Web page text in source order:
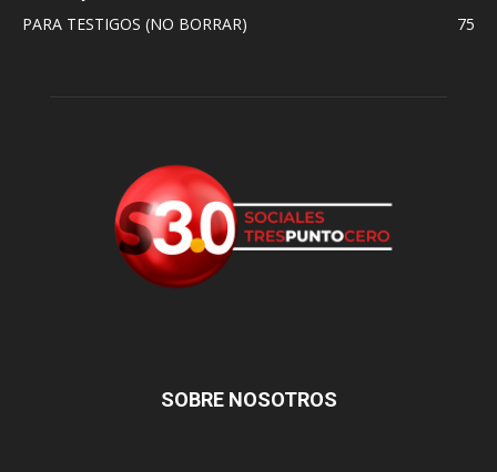
PARA TESTIGOS (NO BORRAR)
75
SOBRE NOSOTROS